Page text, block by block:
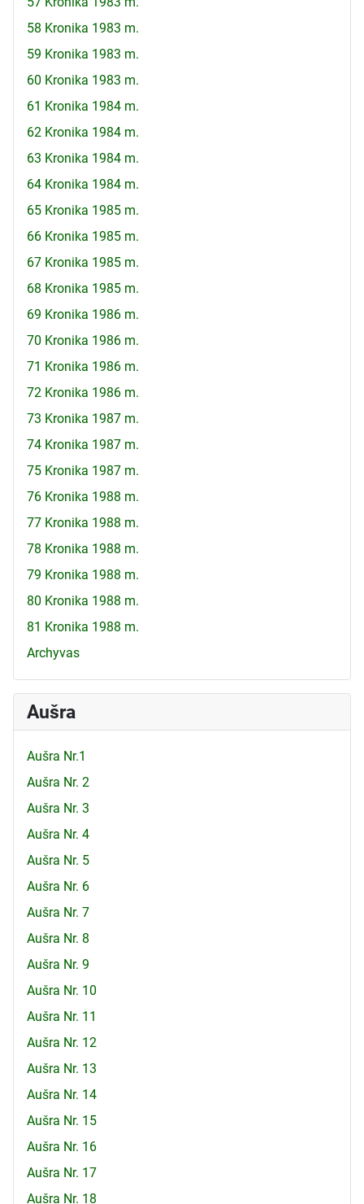
58 Kronika 1983 m.
59 Kronika 1983 m.
60 Kronika 1983 m.
61 Kronika 1984 m.
62 Kronika 1984 m.
63 Kronika 1984 m.
64 Kronika 1984 m.
65 Kronika 1985 m.
66 Kronika 1985 m.
67 Kronika 1985 m.
68 Kronika 1985 m.
69 Kronika 1986 m.
70 Kronika 1986 m.
71 Kronika 1986 m.
72 Kronika 1986 m.
73 Kronika 1987 m.
74 Kronika 1987 m.
75 Kronika 1987 m.
76 Kronika 1988 m.
77 Kronika 1988 m.
78 Kronika 1988 m.
79 Kronika 1988 m.
80 Kronika 1988 m.
81 Kronika 1988 m.
Archyvas
Aušra
Aušra Nr.1
Aušra Nr. 2
Aušra Nr. 3
Aušra Nr. 4
Aušra Nr. 5
Aušra Nr. 6
Aušra Nr. 7
Aušra Nr. 8
Aušra Nr. 9
Aušra Nr. 10
Aušra Nr. 11
Aušra Nr. 12
Aušra Nr. 13
Aušra Nr. 14
Aušra Nr. 15
Aušra Nr. 16
Aušra Nr. 17
Aušra Nr. 18